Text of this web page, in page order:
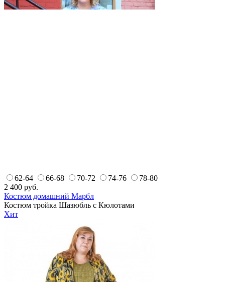
62-64 66-68 70-72 74-76
78-80
2 400 руб.
Костюм домашний Марбл
Костюм тройка Шазюбль с Кюлотами
Хит